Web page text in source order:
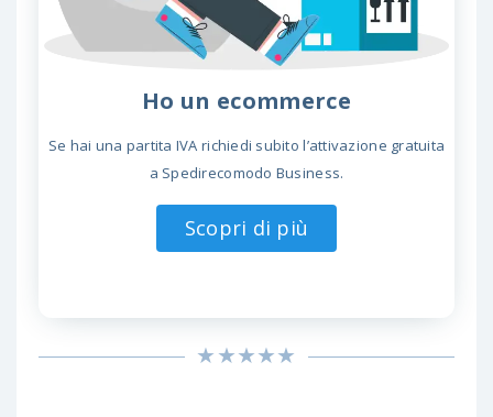
Ho un ecommerce
Se hai una partita IVA richiedi subito l’attivazione gratuita
a Spedirecomodo Business.
Scopri di più